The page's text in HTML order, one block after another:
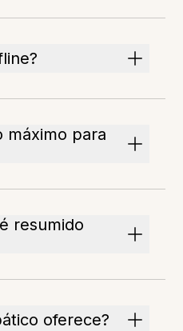
máximo para
resumido
oferece?